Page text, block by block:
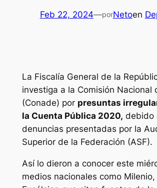
Feb 22, 2024—porNetoen
La Fiscalía General de la
investiga a la Comisión Nacional
(Conade) por presuntas
la Cuenta Pública 2020, debido
denuncias presentadas por la
Superior de la Federación (ASF).
Así lo dieron a conocer este
medios nacionales como Milenio,